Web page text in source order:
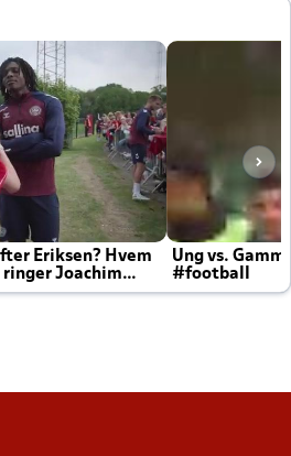
Eriksen? Hvem
Joachim
Ung vs.
#football